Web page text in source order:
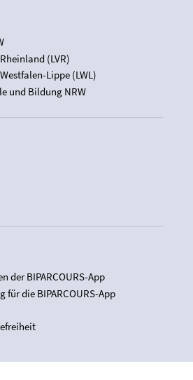
(LVR)
Lippe (LWL)
und Bildung NRW
der BIPARCOURS-App
für die BIPARCOURS-App